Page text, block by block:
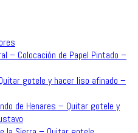
– Colocación de Papel Pintado –
gotele y hacer liso afinado –
de Henares – Quitar gotele y